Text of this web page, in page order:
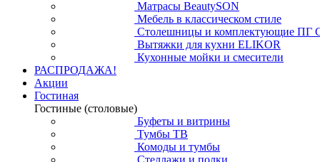
Матрасы BeautySON
Мебель в классическом стиле
Столешницы и комплектующие ПГ
Вытяжки для кухни ELIKOR
Кухонные мойки и смесители
РАСПРОДАЖА!
Акции
Гостиная
Гостиные (столовые)
Буфеты и витрины
Тумбы ТВ
Комоды и тумбы
Стеллажи и полки